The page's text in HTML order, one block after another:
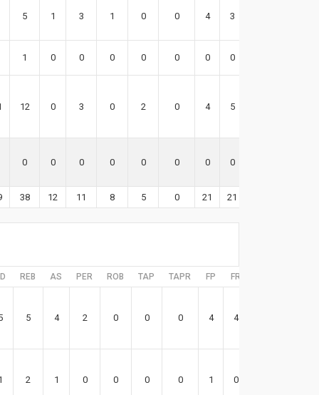
5 1 3 1 0 0 4 3
1 0 0 0 0 0 0 0
12 0 3 0 2 0 4 5
0 0 0 0 0 0 0 0
38 12 11 8 5 0 21 21
REB AS PER ROB TAP TAPR FP FR
5 4 2 0 0 0 4 4
2 1 0 0 0 0 1 0